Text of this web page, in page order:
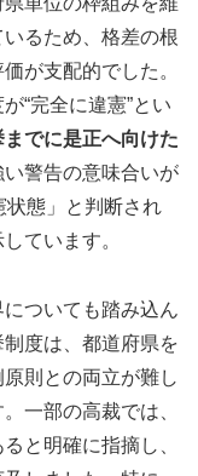
るため、格差の根
が支配的でした。
“完全に違憲”とい
までに是正へ向けた
い警告の意味合いが
状態」と判断され
ています。
ついても踏み込ん
度は、都道府県を
則との両立が難し
一部の高裁では、
と明確に指摘し、